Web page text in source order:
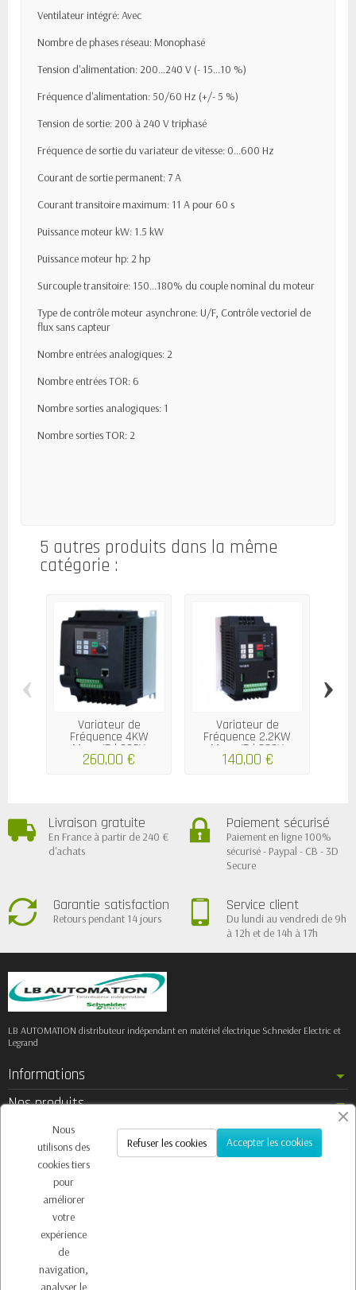
Ventilateur intégré: Avec
Nombre de phases réseau: Monophasé
Tension d'alimentation: 200...240 V (- 15...10 %)
Fréquence d'alimentation: 50/60 Hz (+/- 5 %)
Tension de sortie: 200 à 240 V triphasé
Fréquence de sortie du variateur de vitesse: 0...600 Hz
Courant de sortie permanent: 7 A
Courant transitoire maximum: 11 A pour 60 s
Puissance moteur kW: 1.5 kW
Puissance moteur hp: 2 hp
Surcouple transitoire: 150...180% du couple nominal du moteur
Type de contrôle moteur asynchrone: U/F, Contrôle vectoriel de
flux sans capteur
Nombre entrées analogiques: 2
Nombre entrées TOR: 6
Nombre sorties analogiques: 1
Nombre sorties TOR: 2
5 autres produits dans la même
catégorie :
Variateur de
Fréquence 4KW
Mono/Tri 220V
260,00 €
Variateur de
Fréquence 2.2KW
Mono/Tri 220V
140,00 €
‹ ›
Livraison gratuite
En France à partir de 240 €
d'achats
Paiement sécurisé
Paiement en ligne 100%
sécurisé - Paypal - CB - 3D
Secure
Garantie satisfaction
Retours pendant 14 jours
Service client
Du lundi au vendredi de 9h
à 12h et de 14h à 17h
LB AUTOMATION distributeur indépendant en matériel électrique Schneider Electric et
Legrand
Informations
Nos produits
Notre société
Contactez-nous
Inscription à la newsletter
Vous pouvez vous désinscrire à tout moment. Vous trouverez pour cela nos
informations de contact dans les conditions d'utilisation du site.
Nous
utilisons des
cookies tiers
pour
améliorer
votre
expérience
de
navigation,
analyser le
Accepter les cookies
Refuser les cookies